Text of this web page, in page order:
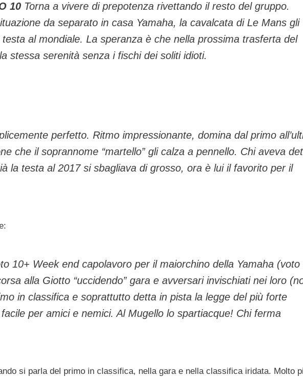
10 Torna a vivere di prepotenza rivettando il resto del gruppo.
da separato in casa Yamaha, la cavalcata di Le Mans gli
al mondiale. La speranza è che nella prossima trasferta del
stessa serenità senza i fischi dei soliti idioti.
perfetto. Ritmo impressionante, domina dal primo
che il soprannome “martello” gli calza a pennello. Chi aveva
la testa al 2017 si sbagliava di grosso, ora è lui il favorito per il
10+ Week end capolavoro per il maiorchino della Yamaha (voto
alla Giotto “uccidendo” gara e avversari invischiati nei loro
in classifica e soprattutto detta in pista la legge del più forte
per amici e nemici. Al Mugello lo spartiacque! Chi ferma
si parla del primo in classifica, nella gara e nella classifica iridata. Molto